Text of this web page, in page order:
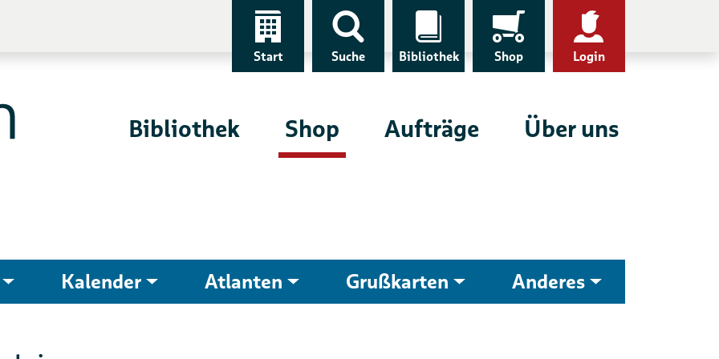
Start Suche Bibliothek Shop Login
Bibliothek Shop Aufträge Über uns
Kalender Atlanten Grußkarten Anderes